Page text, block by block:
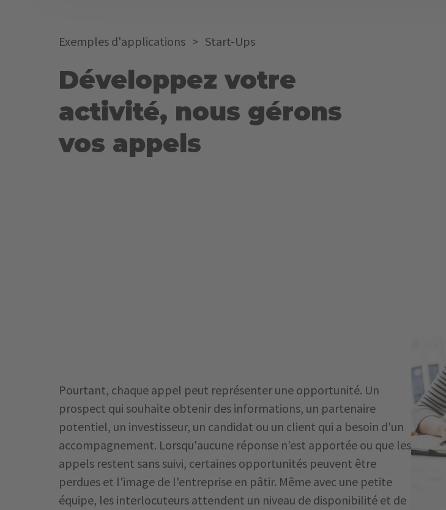
Exemples d'applications > Start-Ups
Développez votre
activité, nous gérons
vos appels
Pourtant, chaque appel peut représenter une opportunité. Un
prospect qui souhaite obtenir des informations, un partenaire
potentiel, un investisseur, un candidat ou un client qui a besoin d'un
accompagnement. Lorsqu'aucune réponse n'est apportée ou que les
appels restent sans suivi, certaines opportunités peuvent être
perdues et l'image de l'entreprise en pâtir. Même avec une petite
équipe, les interlocuteurs attendent un niveau de disponibilité et de